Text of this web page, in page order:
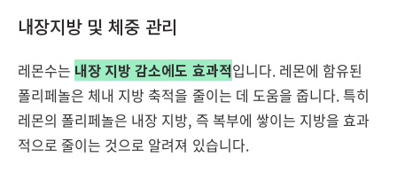
내장지방 및 체중 관리
레몬수는 내장 지방 감소에도 효과적입니다. 레몬에 함유된
폴리페놀은 체내 지방 축적을 줄이는 데 도움을 줍니다. 특히
레몬의 폴리페놀은 내장 지방, 즉 복부에 쌓이는 지방을 효과
적으로 줄이는 것으로 알려져 있습니다.